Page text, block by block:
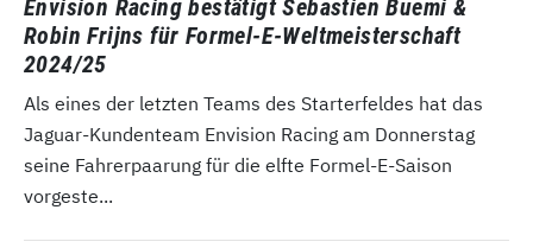
Envision Racing bestätigt Sebastien Buemi &
Robin Frijns für Formel-E-Weltmeisterschaft
2024/25
Als eines der letzten Teams des Starterfeldes hat das
Jaguar-Kundenteam Envision Racing am Donnerstag
seine Fahrerpaarung für die elfte Formel-E-Saison
vorgeste...